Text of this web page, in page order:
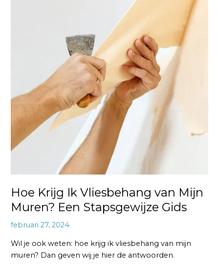
Hoe Krijg Ik Vliesbehang van Mijn
Muren? Een Stapsgewijze Gids
februari 27, 2024
Wil je ook weten: hoe krijg ik vliesbehang van mijn
muren? Dan geven wij je hier de antwoorden.
Stapsgewijze